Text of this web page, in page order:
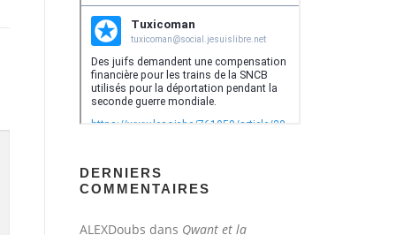
DERNIERS
COMMENTAIRES
ALEXDoubs dans Qwant et la